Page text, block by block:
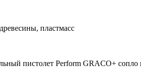
пластмасс
пистолет Perform GRACO+ сопло